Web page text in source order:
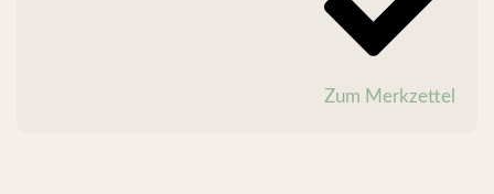
Zum Merkzettel